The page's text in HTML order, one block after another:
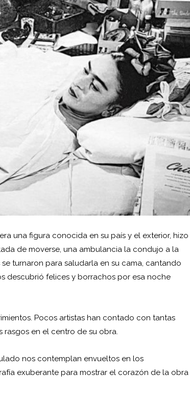
una figura conocida en su país y el exterior, hizo
de moverse, una ambulancia la condujo a la
turnaron para saludarla en su cama, cantando
descubrió felices y borrachos por esa noche
Pocos artistas han contado con tantas
rasgos en el centro de su obra.
nos contemplan envueltos en los
exuberante para mostrar el corazón de la obra